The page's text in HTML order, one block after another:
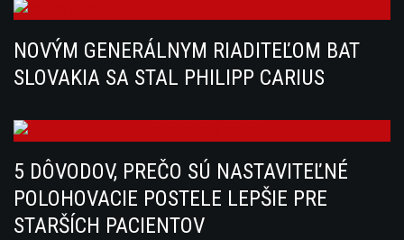
NOVÝM GENERÁLNYM RIADITEĽOM BAT
SLOVAKIA SA STAL PHILIPP CARIUS
5 DÔVODOV, PREČO SÚ NASTAVITEĽNÉ
POLOHOVACIE POSTELE LEPŠIE PRE
STARŠÍCH PACIENTOV